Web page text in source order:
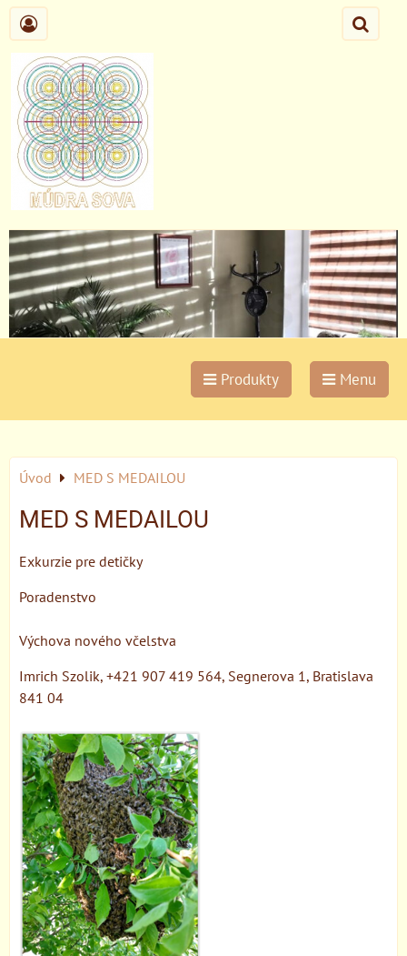
Produkty Menu
Úvod MED S MEDAILOU
MED S MEDAILOU
Exkurzie pre detičky
Poradenstvo
Výchova nového včelstva
Imrich Szolik, +421 907 419 564, Segnerova 1, Bratislava
841 04